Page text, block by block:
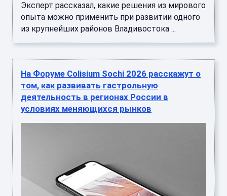
Эксперт рассказал, какие решения из мирового
опыта можно применить при развитии одного
из крупнейших районов Владивостока ...
На Форуме Colisium Sochi 2026 расскажут о
том, как развивать гастрольную
деятельность в регионах России в
условиях меняющихся рынков